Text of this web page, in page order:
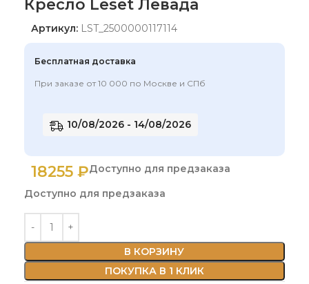
Кресло Leset Левада
Артикул: LST_2500000117114
Бесплатная доставка
При заказе от 10 000 по Москве и СПб
10/08/2026 - 14/08/2026
18255 ₽Доступно для предзаказа
Доступно для предзаказа
В КОРЗИНУ
ПОКУПКА В 1 КЛИК